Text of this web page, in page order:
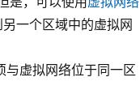
一个区域中的虚拟网
虚拟网络位于同一区